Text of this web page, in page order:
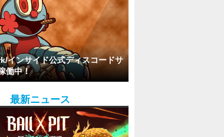
インサイド公式ディスコードサ
働中！
最新ニュース